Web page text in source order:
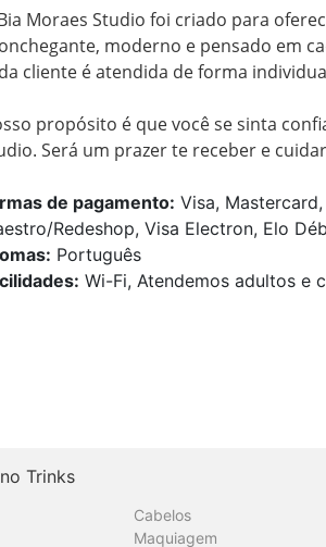
Moraes Studio foi criado para
moderno e pensado em
cliente é atendida de forma
propósito é que você se sinta
Será um prazer te receber e
de pagamento: Visa,
Redeshop, Visa Electron, Elo
Português
Wi-Fi, Atendemos adultos e
Trinks
Cabelos
Maquiagem